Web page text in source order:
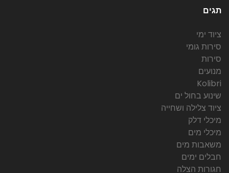
תגים
ציוד ימי
סירות גומי
סירות
מנועים
Kolibri
שינוע בחול ים
ציוד צלילה ושחייה
מיכלי דלק
מיכלי מים
משאבות מים
חבלים ימים
חגורות הצלה